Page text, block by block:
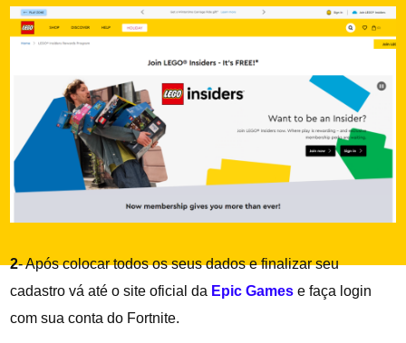
2- Após colocar todos os seus dados e finalizar seu
cadastro vá até o site oficial da Epic Games e faça login
com sua conta do Fortnite.